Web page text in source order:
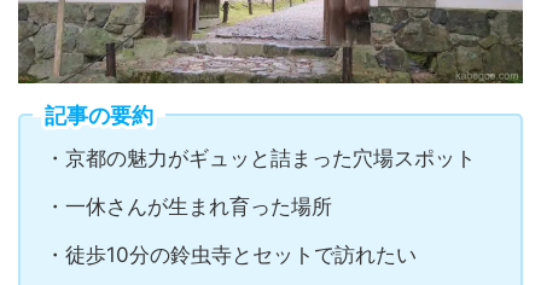
記事の要約
・京都の魅力がギュッと詰まった穴場スポット
・一休さんが生まれ育った場所
・徒歩10分の鈴虫寺とセットで訪れたい